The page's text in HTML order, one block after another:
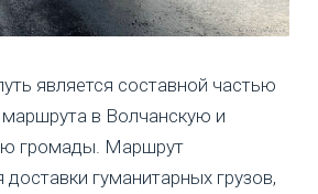
является составной частью
маршрута в Волчанскую и
громады. Маршрут
доставки гуманитарных грузов,